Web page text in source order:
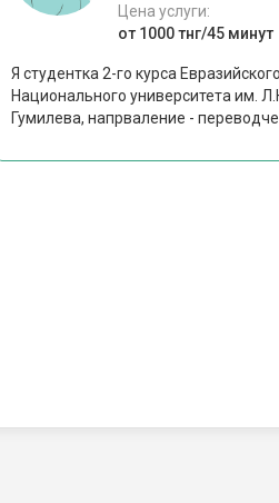
Цена услуги:
от 1000 тнг/45 минут
Я студентка 2-го курса Евразийского
Национального университета им.
Гумилева, напрваление -